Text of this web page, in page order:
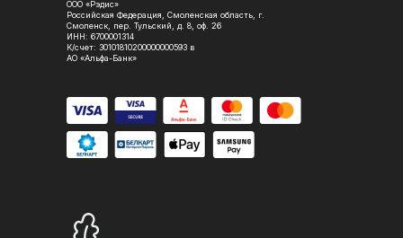
ООО «Рэдис»
Российская Федерация, Смоленская область, г.
Смоленск, пер. Тульский, д. 8, оф. 26
ИНН: 6700001314
К/счет: 30101810200000000593 в
АО «Альфа-Банк»